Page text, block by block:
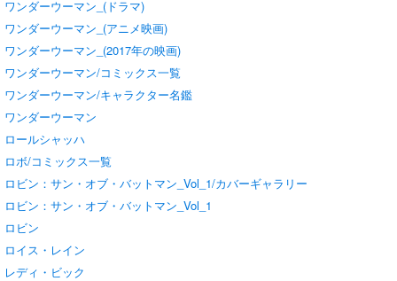
ワンダーウーマン_(ドラマ)
ワンダーウーマン_(アニメ映画)
ワンダーウーマン_(2017年の映画)
ワンダーウーマン/コミックス一覧
ワンダーウーマン/キャラクター名鑑
ワンダーウーマン
ロールシャッハ
ロボ/コミックス一覧
ロビン：サン・オブ・バットマン_Vol_1/カバーギャラリー
ロビン：サン・オブ・バットマン_Vol_1
ロビン
ロイス・レイン
レディ・ビック